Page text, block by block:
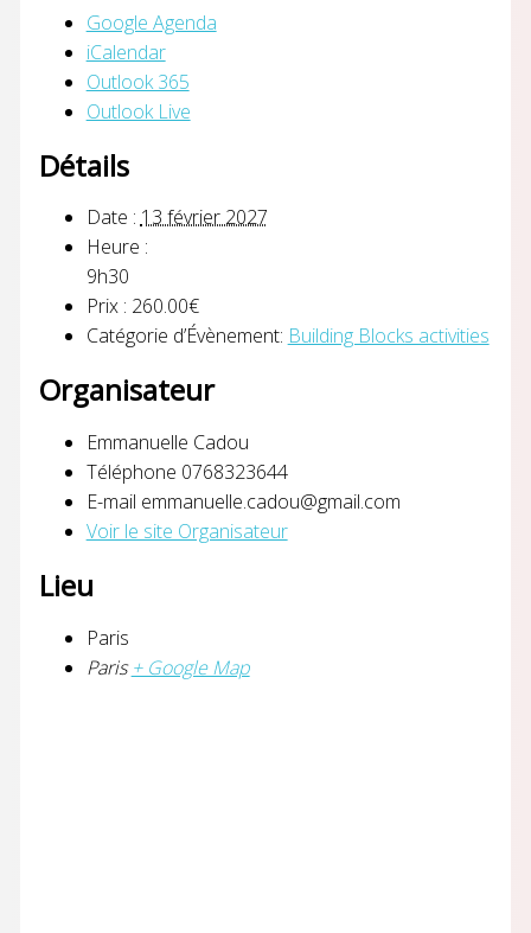
Google Agenda
iCalendar
Outlook 365
Outlook Live
Détails
Date : 13 février 2027
Heure :
9h30
Prix : 260.00€
Catégorie d’Évènement: Building Blocks activities
Organisateur
Emmanuelle Cadou
Téléphone 0768323644
E-mail emmanuelle.cadou@gmail.com
Voir le site Organisateur
Lieu
Paris
Paris + Google Map